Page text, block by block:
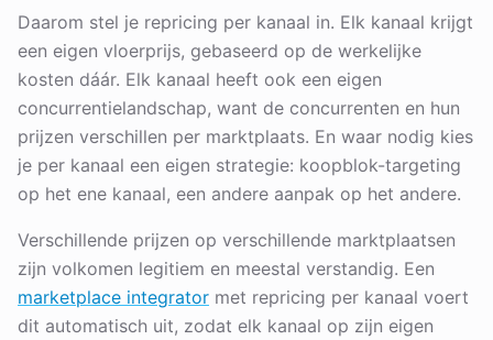
Daarom stel je repricing per kanaal in. Elk kanaal krijgt
een eigen vloerprijs, gebaseerd op de werkelijke
kosten dáár. Elk kanaal heeft ook een eigen
concurrentielandschap, want de concurrenten en hun
prijzen verschillen per marktplaats. En waar nodig kies
je per kanaal een eigen strategie: koopblok-targeting
op het ene kanaal, een andere aanpak op het andere.
Verschillende prijzen op verschillende marktplaatsen
zijn volkomen legitiem en meestal verstandig. Een
marketplace integrator met repricing per kanaal voert
dit automatisch uit, zodat elk kanaal op zijn eigen